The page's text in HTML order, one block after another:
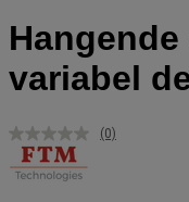
variabel
Geen
(0)